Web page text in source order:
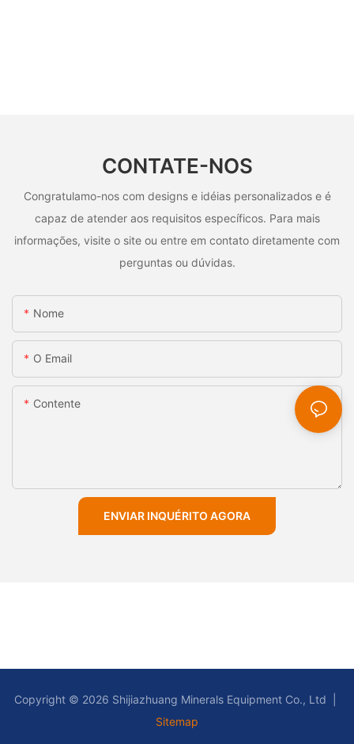
CONTATE-NOS
Congratulamo-nos com designs e idéias personalizados e é
capaz de atender aos requisitos específicos. Para mais
informações, visite o site ou entre em contato diretamente com
perguntas ou dúvidas.
Nome
O Email
Contente
ENVIAR INQUÉRITO AGORA
Copyright © 2026 Shijiazhuang Minerals Equipment Co., Ltd |
Sitemap